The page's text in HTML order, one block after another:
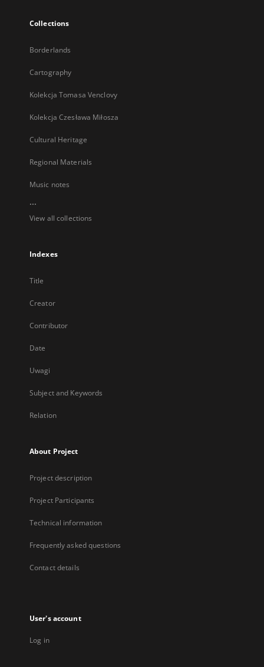
Collections
Borderlands
Cartography
Kolekcja Tomasa Venclovy
Kolekcja Czesława Miłosza
Cultural Heritage
Regional Materials
Music notes
...
View all collections
Indexes
Title
Creator
Contributor
Date
Uwagi
Subject and Keywords
Relation
About Project
Project description
Project Participants
Technical information
Frequently asked questions
Contact details
User's account
Log in